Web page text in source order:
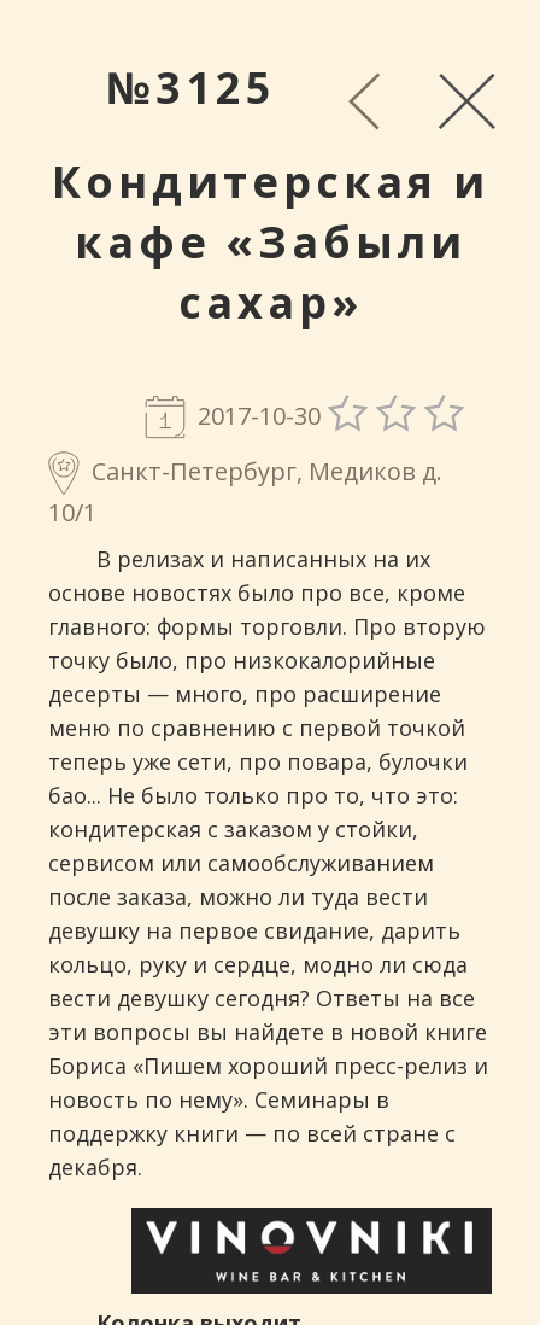
№3125
Кондитерская и
кафе «Забыли
сахар»
2017-10-30
Санкт-Петербург, Медиков д.
10/1
В релизах и написанных на их
основе новостях было про все, кроме
главного: формы торговли. Про вторую
точку было, про низкокалорийные
десерты — много, про расширение
меню по сравнению с первой точкой
теперь уже сети, про повара, булочки
бао... Не было только про то, что это:
кондитерская с заказом у стойки,
сервисом или самообслуживанием
после заказа, можно ли туда вести
девушку на первое свидание, дарить
кольцо, руку и сердце, модно ли сюда
вести девушку сегодня? Ответы на все
эти вопросы вы найдете в новой книге
Бориса «Пишем хороший пресс-релиз и
новость по нему». Семинары в
поддержку книги — по всей стране с
декабря.